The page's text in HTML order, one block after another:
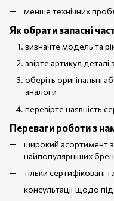
менше технічних
Як обрати запасні
визначте модель та
звірте артикул
оберіть оригінальні
аналоги
перевірте наявність
Переваги роботи з
широкий асортимент
найпопулярніших
тільки сертифіковані
консультації щодо